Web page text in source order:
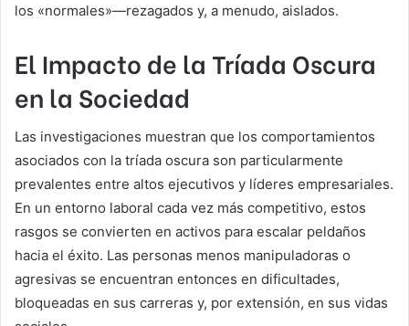
los «normales»—rezagados y, a menudo, aislados.
El Impacto de la Tríada Oscura
en la Sociedad
Las investigaciones muestran que los comportamientos
asociados con la tríada oscura son particularmente
prevalentes entre altos ejecutivos y líderes empresariales.
En un entorno laboral cada vez más competitivo, estos
rasgos se convierten en activos para escalar peldaños
hacia el éxito. Las personas menos manipuladoras o
agresivas se encuentran entonces en dificultades,
bloqueadas en sus carreras y, por extensión, en sus vidas